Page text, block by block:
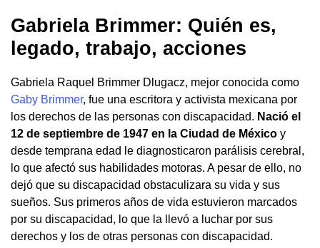
Gabriela Brimmer: Quién es,
legado, trabajo, acciones
Gabriela Raquel Brimmer Dlugacz, mejor conocida como
Gaby Brimmer, fue una escritora y activista mexicana por
los derechos de las personas con discapacidad. Nació el
12 de septiembre de 1947 en la Ciudad de México y
desde temprana edad le diagnosticaron parálisis cerebral,
lo que afectó sus habilidades motoras. A pesar de ello, no
dejó que su discapacidad obstaculizara su vida y sus
sueños. Sus primeros años de vida estuvieron marcados
por su discapacidad, lo que la llevó a luchar por sus
derechos y los de otras personas con discapacidad.